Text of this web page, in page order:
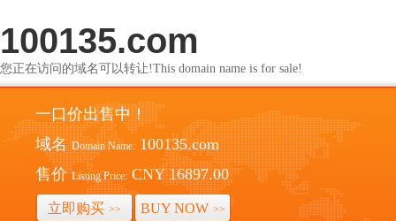
100135.com
您正在访问的域名可以转让!This domain name is for sale!
一口价出售中！
域名 Domain Name: 100135.com
售价 Listing Price: CNY 16897.00
立即购买 >> BUY NOW >>